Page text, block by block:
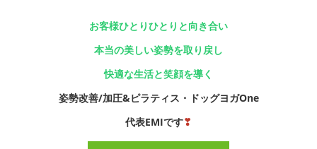
お客様ひとりひとりと向き合い
本当の美しい姿勢を取り戻し
快適な生活と笑顔を導く
姿勢改善/加圧&ピラティス・ドッグヨガOne
代表EMIです❣